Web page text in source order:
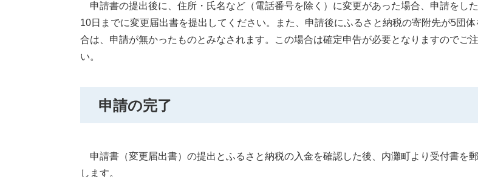
申請書の提出後に、住所・氏名など（電話番号を除く）に変更があった場合、申請をし
10日までに変更届出書を提出してください。また、申請後にふるさと納税の寄附先が5団
合は、申請が無かったものとみなされます。この場合は確定申告が必要となりますのでご
い。
申請の完了
申請書（変更届出書）の提出とふるさと納税の入金を確認した後、内灘町より受付書を
します。